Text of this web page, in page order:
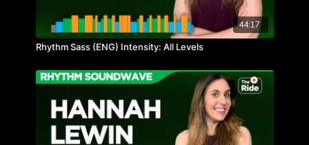
44:17
Rhythm Sass (ENG) Intensity: All Levels